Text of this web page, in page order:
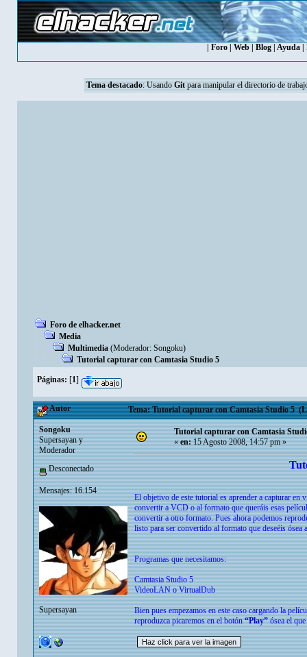
Foro Web Blog Ayuda
Tema destacado: Usando Git para manipular el directorio de
Foro de elhacker.net
Media
Multimedia (Moderador: Songoku)
Tutorial capturar con Camtasia Studio 5
Páginas: [1]
Autor Tema: Tutorial capturar con Camtasia Studio 5
Songoku
Supersayan y
Moderador
Desconectado
Mensajes: 16.154
Supersayan
Tutorial capturar con Camtasia
«en:15 Agosto 2008, 14:57 pm »
El objetivo de este tutorial es aprender a capturar
convertir a VCD o al formato que queráis esas
convertir a otro formato. Pues ahora podemos
listo para ser convertido al formato que deseéis ósea
Programas que necesitamos:
Camtasia Studio 5
VideoLAN o VirtualDub
Bien pues empezamos en este caso cargando la
reproduzca picaremos en el botón“Play”ósea el que